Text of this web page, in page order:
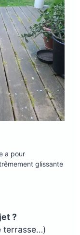
a pour
glissante
?
terrasse…)